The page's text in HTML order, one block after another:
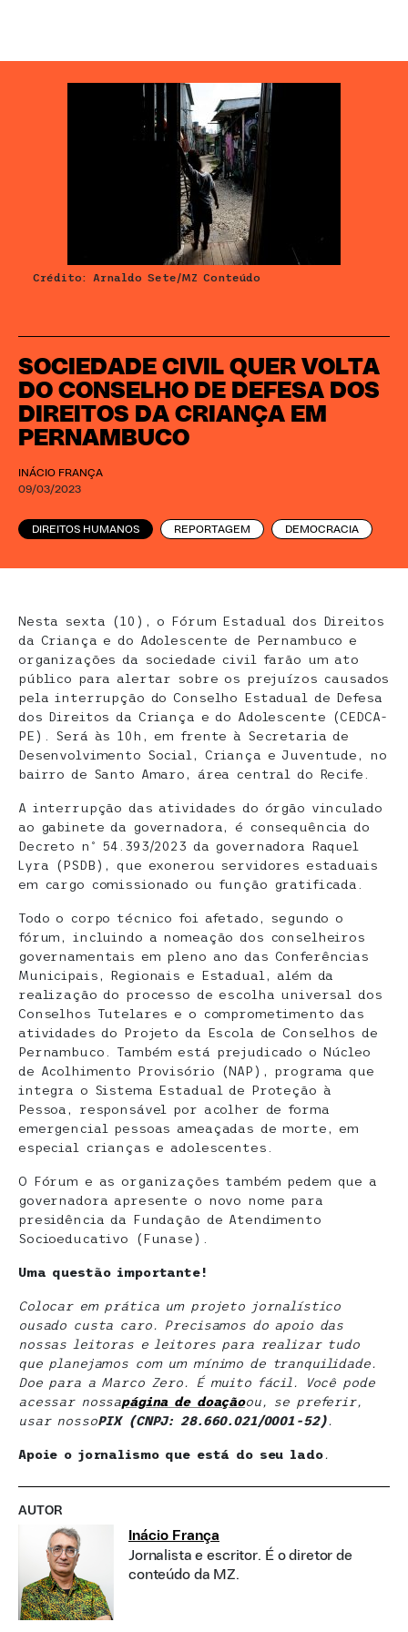
SOCIEDADE CIVIL QUER VOLTA
DO CONSELHO DE DEFESA DOS
DIREITOS DA CRIANÇA EM
PERNAMBUCO
INÁCIO FRANÇA
09/03/2023
DIREITOS HUMANOS REPORTAGEM DEMOCRACIA
Crédito: Arnaldo Sete/MZ Conteúdo
Nesta sexta (10), o Fórum Estadual dos Direitos
da Criança e do Adolescente de Pernambuco e
organizações da sociedade civil farão um ato
público para alertar sobre os prejuízos causados
pela interrupção do Conselho Estadual de Defesa
dos Direitos da Criança e do Adolescente (CEDCA-
PE). Será às 10h, em frente à Secretaria de
Desenvolvimento Social, Criança e Juventude, no
bairro de Santo Amaro, área central do Recife.
A interrupção das atividades do órgão vinculado
ao gabinete da governadora, é consequência do
Decreto nº 54.393/2023 da governadora Raquel
Lyra (PSDB), que exonerou servidores estaduais
em cargo comissionado ou função gratificada.
Todo o corpo técnico foi afetado, segundo o
fórum, incluindo a nomeação dos conselheiros
governamentais em pleno ano das Conferências
Municipais, Regionais e Estadual, além da
realização do processo de escolha universal dos
Conselhos Tutelares e o comprometimento das
atividades do Projeto da Escola de Conselhos de
Pernambuco. Também está prejudicado o Núcleo
de Acolhimento Provisório (NAP), programa que
integra o Sistema Estadual de Proteção à
Pessoa, responsável por acolher de forma
emergencial pessoas ameaçadas de morte, em
especial crianças e adolescentes.
O Fórum e as organizações também pedem que a
governadora apresente o novo nome para
presidência da Fundação de Atendimento
Socioeducativo (Funase).
Uma questão importante!
Colocar em prática um projeto jornalístico
ousado custa caro. Precisamos do apoio das
nossas leitoras e leitores para realizar tudo
que planejamos com um mínimo de tranquilidade.
Doe para a Marco Zero. É muito fácil. Você pode
acessar nossapágina de doaçãoou, se preferir,
usar nossoPIX (CNPJ: 28.660.021/0001-52).
Apoie o jornalismo que está do seu lado.
AUTOR
Inácio França
Jornalista e escritor. É o diretor de
conteúdo da MZ.